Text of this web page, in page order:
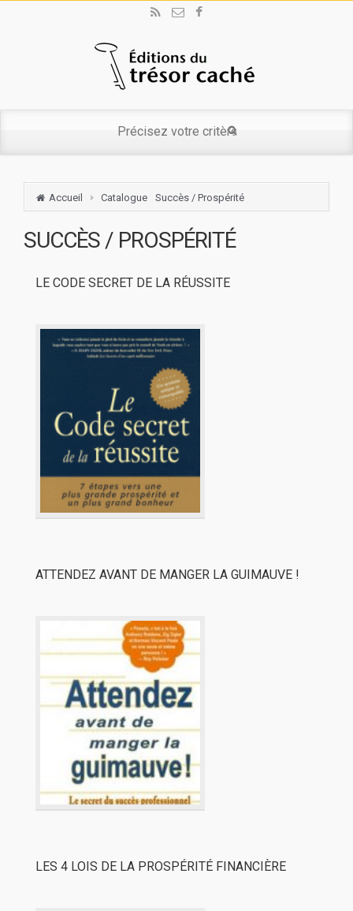
Accueil Catalogue Succès / Prospérité
SUCCÈS / PROSPÉRITÉ
LE CODE SECRET DE LA RÉUSSITE
ATTENDEZ AVANT DE MANGER LA GUIMAUVE !
LES 4 LOIS DE LA PROSPÉRITÉ FINANCIÈRE